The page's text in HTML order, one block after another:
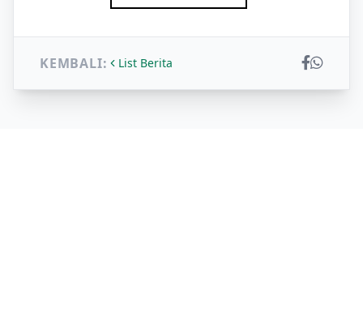
KEMBALI: List Berita